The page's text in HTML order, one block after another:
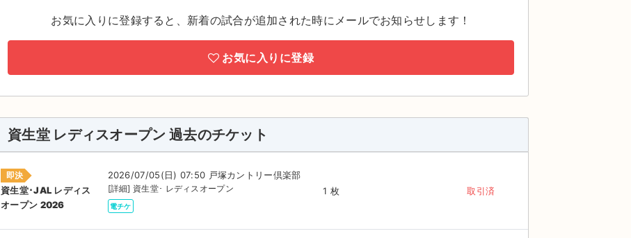
お気に入りに登録すると、新着の試合が追加された時にメールでお知らせします！
お気に入りに登録
資生堂 レディスオープン 過去のチケット
即決
資生堂･JAL レディス
オープン 2026
2026/07/05(日) 07:50 戸塚カントリー倶楽部
[詳細] 資生堂･ レディスオープン
電チケ
1 枚 取引済